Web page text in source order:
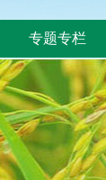
专题专栏